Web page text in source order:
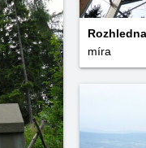
míra